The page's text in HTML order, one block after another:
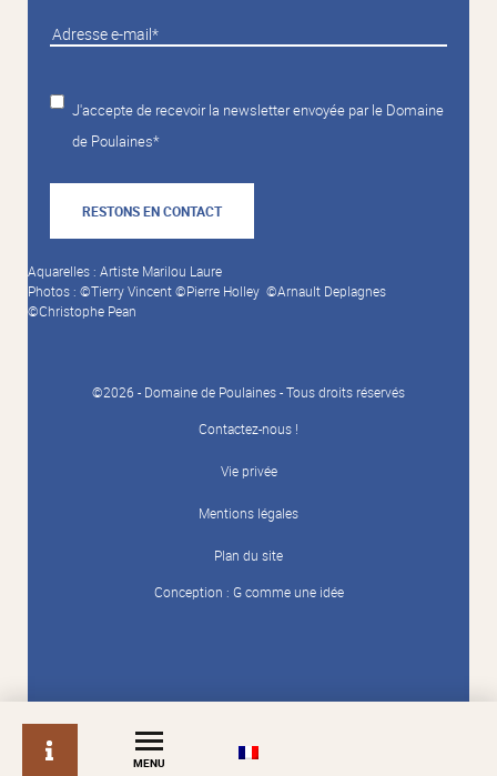
info
MENU
J'accepte de recevoir la newsletter envoyée par le Domaine
de Poulaines*
RESTONS EN CONTACT
Aquarelles : Artiste Marilou Laure
Photos : ©Tierry Vincent ©Pierre Holley ©Arnault Deplagnes
©Christophe Pean
©2026 - Domaine de Poulaines - Tous droits réservés
Contactez-nous !
Vie privée
Mentions légales
Plan du site
Conception : G comme une idée